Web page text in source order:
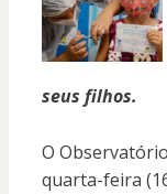
seus filhos.
O
quarta-feira